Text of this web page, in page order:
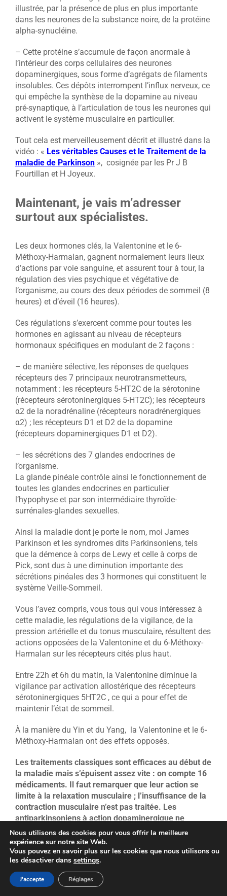
illustrée, par la présence de plus en plus importante
dans les neurones de la substance noire, de la protéine
alpha-synucléine.
– Cette protéine s’accumule de façon anormale à
l’intérieur des corps cellulaires des neurones
dopaminergiques, sous forme d’agrégats de filaments
insolubles. Ces dépôts interrompent l’influx nerveux, ce
qui empêche la synthèse de la dopamine au niveau
pré-synaptique, à l’articulation de tous les neurones qui
activent le système musculaire en particulier.
Tout cela est merveilleusement décrit et illustré dans la
vidéo : « Les véritables Causes et le Traitement de la
maladie de Parkinson», cosignée par les Pr J B
Fourtillan et H Joyeux.
Maintenant, je vais m’adresser
surtout aux spécialistes.
Les deux hormones clés, la Valentonine et le 6-
Méthoxy-Harmalan, gagnent normalement leurs lieux
d’actions par voie sanguine, et assurent tour à tour, la
régulation des vies psychique et végétative de
l’organisme, au cours des deux périodes de sommeil (8
heures) et d’éveil (16 heures).
Ces régulations s’exercent comme pour toutes les
hormones en agissant au niveau de récepteurs
hormonaux spécifiques en modulant de 2 façons :
– de manière sélective, les réponses de quelques
récepteurs des 7 principaux neurotransmetteurs,
notamment : les récepteurs 5-HT2C de la sérotonine
(récepteurs sérotoninergiques 5-HT2C); les récepteurs
α2 de la noradrénaline (récepteurs noradrénergiques
α2) ; les récepteurs D1 et D2 de la dopamine
(récepteurs dopaminergiques D1 et D2).
– les sécrétions des 7 glandes endocrines de
l’organisme.
La glande pinéale contrôle ainsi le fonctionnement de
toutes les glandes endocrines en particulier
l’hypophyse et par son intermédiaire thyroïde-
surrénales-glandes sexuelles.
Ainsi la maladie dont je porte le nom, moi James
Parkinson et les syndromes dits Parkinsoniens, tels
que la démence à corps de Lewy et celle à corps de
Pick, sont dus à une diminution importante des
sécrétions pinéales des 3 hormones qui constituent le
système Veille-Sommeil.
Vous l’avez compris, vous tous qui vous intéressez à
cette maladie, les régulations de la vigilance, de la
pression artérielle et du tonus musculaire, résultent des
actions opposées de la Valentonine et du 6-Méthoxy-
Harmalan sur les récepteurs cités plus haut.
Entre 22h et 6h du matin, la Valentonine diminue la
vigilance par activation allostérique des récepteurs
sérotoninergiques 5HT2C , ce qui a pour effet de
maintenir l’état de sommeil.
À la manière du Yin et du Yang, la Valentonine et le 6-
Méthoxy-Harmalan ont des effets opposés.
Les traitements classiques sont efficaces au début de
la maladie mais s’épuisent assez vite : on compte 16
médicaments. Il faut remarquer que leur action se
limite à la relaxation musculaire ; l’insuffisance de la
contraction musculaire n’est pas traitée. Les
antiparkinsoniens à action dopaminergique ne
traitent donc qu’une partie de la maladie.
Si contre la maladie de mon collègue Aloïs Alzheimer il
n’y a actuellement aucun traitement (la preuve en est
avec le déremboursement des 4 médicaments
proposés aux patients), il y a par contre beaucoup de
Nous utilisons des cookies pour vous offrir la meilleure
expérience sur notre site Web.
Vous pouvez en savoir plus sur les cookies que nous utilisons ou
les désactiver dans settings.
J'accepte Réglages